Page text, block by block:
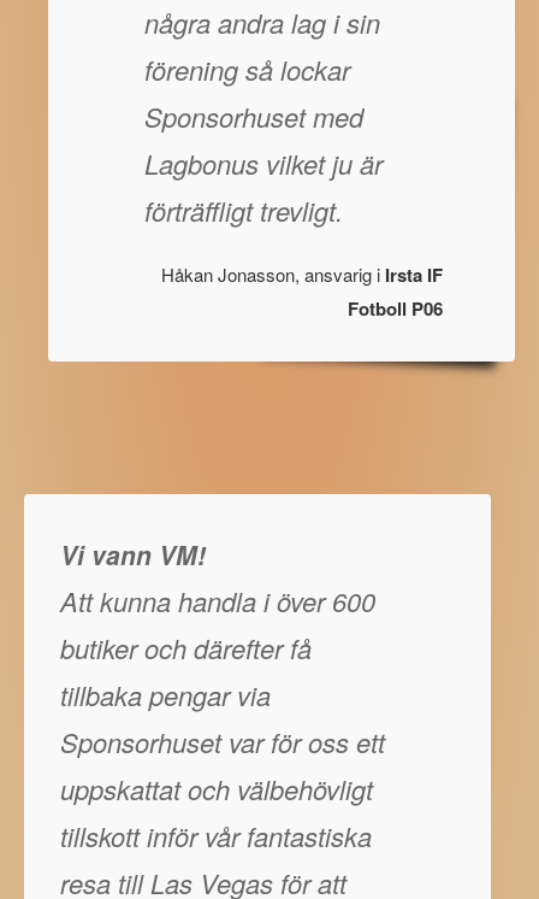
några andra lag i sin
förening så lockar
Sponsorhuset med
Lagbonus vilket ju är
förträffligt trevligt.
Håkan Jonasson, ansvarig i Irsta IF
Fotboll P06
Vi vann VM!
Att kunna handla i över 600
butiker och därefter få
tillbaka pengar via
Sponsorhuset var för oss ett
uppskattat och välbehövligt
tillskott inför vår fantastiska
resa till Las Vegas för att